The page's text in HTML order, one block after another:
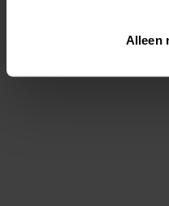
Via "Cookie instellingen"
Alleen